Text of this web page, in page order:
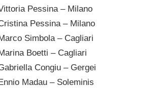
Pessina – Milano
Pessina – Milano
Simbola – Cagliari
Boetti – Cagliari
Congiu – Gergei
Madau – Soleminis